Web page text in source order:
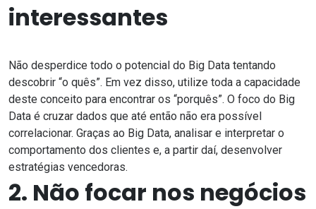
interessantes
Não desperdice todo o potencial do Big Data tentando
descobrir “o quês”. Em vez disso, utilize toda a capacidade
deste conceito para encontrar os “porquês”. O foco do Big
Data é cruzar dados que até então não era possível
correlacionar. Graças ao Big Data, analisar e interpretar o
comportamento dos clientes e, a partir daí, desenvolver
estratégias vencedoras.
2. Não focar nos negócios